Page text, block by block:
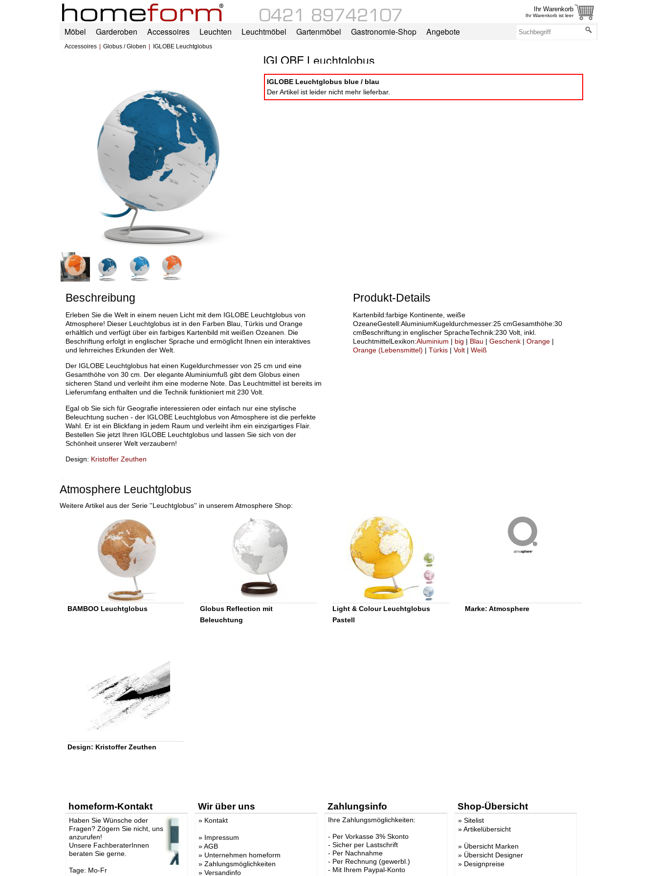
Ihr Warenkorb
Ihr Warenkorb ist leer
Möbel Garderoben Accessoires Leuchten Leuchtmöbel Gartenmöbel Gastronomie-Shop Angebote
Accessoires Globus / Globen IGLOBE Leuchtglobus
IGLOBE Leuchtglobus
IGLOBE Leuchtglobus blue / blau
Der Artikel ist leider nicht mehr lieferbar.
Beschreibung
Erleben Sie die Welt in einem neuen Licht mit dem IGLOBE Leuchtglobus von
Atmosphere! Dieser Leuchtglobus ist in den Farben Blau, Türkis und Orange
erhältlich und verfügt über ein farbiges Kartenbild mit weißen Ozeanen. Die
Beschriftung erfolgt in englischer Sprache und ermöglicht Ihnen ein interaktives
und lehrreiches Erkunden der Welt.
Der IGLOBE Leuchtglobus hat einen Kugeldurchmesser von 25 cm und eine
Gesamthöhe von 30 cm. Der elegante Aluminiumfuß gibt dem Globus einen
sicheren Stand und verleiht ihm eine moderne Note. Das Leuchtmittel ist bereits im
Lieferumfang enthalten und die Technik funktioniert mit 230 Volt.
Egal ob Sie sich für Geografie interessieren oder einfach nur eine stylische
Beleuchtung suchen - der IGLOBE Leuchtglobus von Atmosphere ist die perfekte
Wahl. Er ist ein Blickfang in jedem Raum und verleiht ihm ein einzigartiges Flair.
Bestellen Sie jetzt Ihren IGLOBE Leuchtglobus und lassen Sie sich von der
Schönheit unserer Welt verzaubern!
Design: Kristoffer Zeuthen
Produkt-Details
Kartenbild:farbige Kontinente, weiße
OzeaneGestell:AluminiumKugeldurchmesser:25 cmGesamthöhe:30
cmBeschriftung:in englischer SpracheTechnik:230 Volt, inkl.
LeuchtmittelLexikon:Aluminium | big | Blau | Geschenk| Orange|
Orange (Lebensmittel) | Türkis| Volt| Weiß
Atmosphere Leuchtglobus
Weitere Artikel aus der Serie ''Leuchtglobus'' in unserem Atmosphere Shop:
BAMBOO Leuchtglobus
Globus Reflection mit
Beleuchtung
Light & Colour Leuchtglobus
Pastell
Marke: Atmosphere
Design: Kristoffer Zeuthen
homeform-Kontakt
Haben Sie Wünsche oder
Fragen? Zögern Sie nicht, uns
anzurufen!
Unsere FachberaterInnen
beraten Sie gerne.
Tage: Mo-Fr
Wir über uns
» Kontakt
» Impressum
»AGB
» Unternehmen homeform
» Zahlungsmöglichkeiten
» Versandinfo
Zahlungsinfo
Ihre Zahlungsmöglichkeiten:
- Per Vorkasse 3% Skonto
- Sicher per Lastschrift
- Per Nachnahme
- Per Rechnung (gewerbl.)
- Mit Ihrem Paypal-Konto
Shop-Übersicht
» Sitelist
»Artikelübersicht
» Übersicht Marken
» Übersicht Designer
» Designpreise